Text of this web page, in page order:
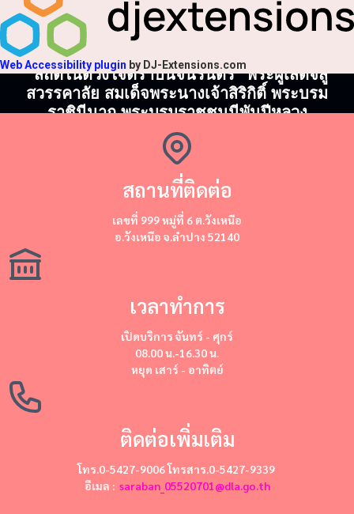
Web Accessibility plugin by DJ-Extensions.com
"สถิตในดวงใจตราบนิจนิรันดร์" พระผู้เสด็จสู่
สวรรคาลัย สมเด็จพระนางเจ้าสิริกิติ์ พระบรม
ราชินีนาถ พระบรมราชชนนีพันปีหลวง
สถานที่ติดต่อ
​​เลขที่ 999 หมู่ที่ 6 ต.วังเหนือ
อ.วังเหนือ จ.ลำปาง 52140
เวลาทำการ
เปิดบริการ จันทร์ - ศุกร์
08.00 น.-16.30 น.
หยุด เสาร์ - อาทิตย์
ติดต่อเพิ่มเติม
โทร.0-5427-9006 โทรสาร.0-5427-9339
อีเมล : saraban_05520701@dla.go.th